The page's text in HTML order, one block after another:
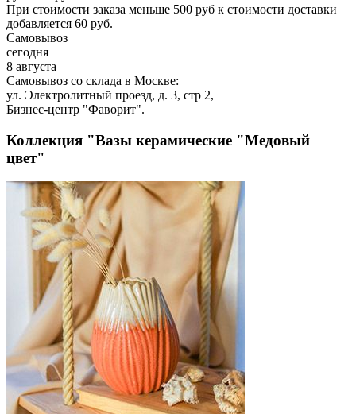
При стоимости заказа меньше 500 руб к стоимости доставки
добавляется 60 руб.
Самовывоз
сегодня
8 августа
Самовывоз со склада в Москве:
ул. Электролитный проезд, д. 3, стр 2,
Бизнес-центр "Фаворит".
Коллекция "Вазы керамические "Медовый
цвет"